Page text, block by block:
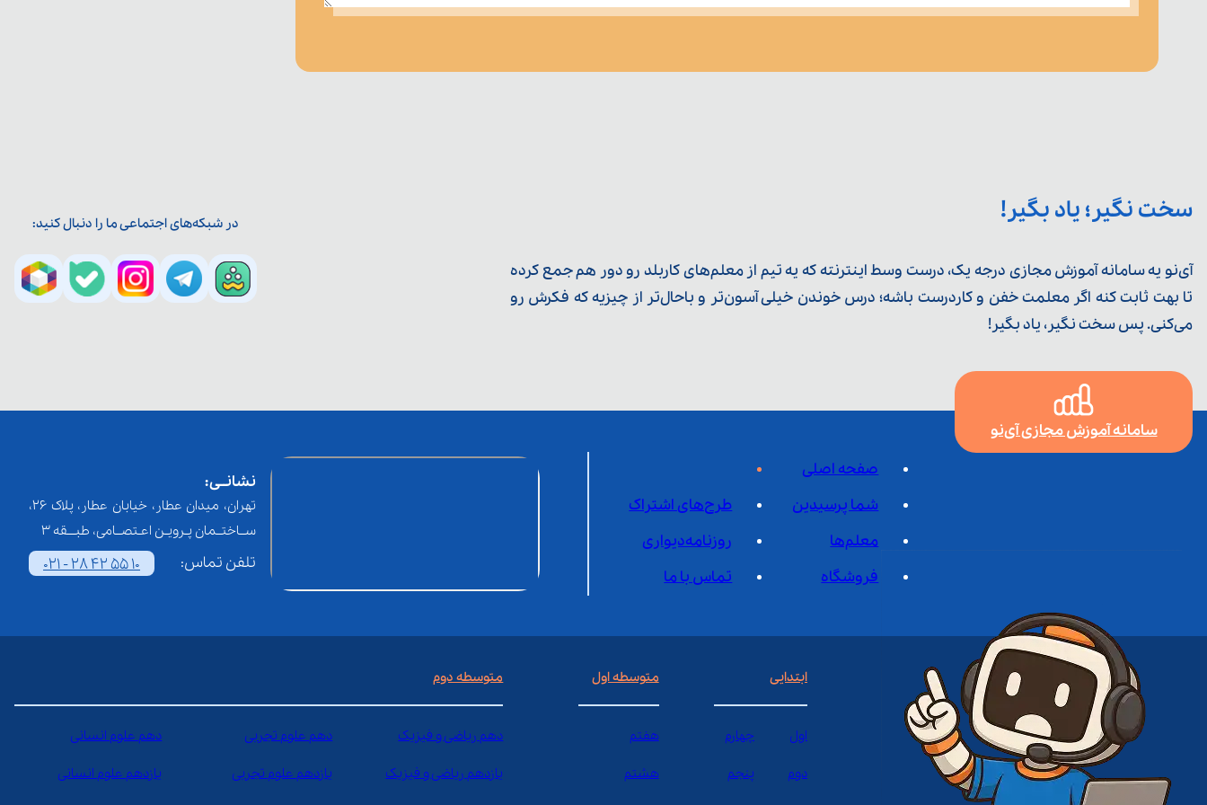
سخت نگیر؛ یاد بگیر!
آی‌نو یه سامانه آموزش مجازی درجه یک، درست وسط اینترنته که یه تیم از معلم‌‌های کاربلد رو دور هم جمع کرده
تا بهت ثابت کنه اگر معلمت خفن و کاردرست باشه؛ درس خوندن خیلی آسون‌تر و باحال‌تر از چیزیه که فکرش رو
می‌کنی. پس سخت نگیر، یاد بگیر!
در شبکه‌های اجتماعی ما را دنبال کنید:
سامانه آموزش مجازی آی‌نو
صفحه اصلی
شما پرسیدین
طرح‌های اشتراک
معلم‌ها
روزنامه‌دیواری
فروشگاه
تماس با ما
نشانــی:
تهران، میدان عطار، خیابان عطار، پلاک 26،
ســاختــمان پـرویـن اعـتصــامی، طبـــقه 3
تلفن تماس: 021 - 28 42 55 10
ابتدایی
اول چهارم
دوم پنجم
متوسطه اول
هفتم
هشتم
متوسطه دوم
دهم ریاضی و فیزیک دهم علوم تجربی دهم علوم انسانی
یازدهم ریاضی و فیزیک یازدهم علوم تجربی یازدهم علوم انسانی